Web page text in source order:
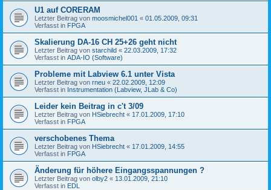
U1 auf CORERAM
Letzter Beitrag von moosmichel001 « 01.05.2009, 09:31
Verfasst in FPGA
Skalierung DA-16 CH 25+26 geht nicht
Letzter Beitrag von starchild « 22.03.2009, 17:32
Verfasst in ADA-IO (Software)
Probleme mit Labview 6.1 unter Vista
Letzter Beitrag von rneu « 22.02.2009, 12:09
Verfasst in Instrumentation (Labview, JLab & Co)
Leider kein Beitrag in c't 3/09
Letzter Beitrag von HSiebrecht « 17.01.2009, 17:10
Verfasst in FPGA
verschobenes Thema
Letzter Beitrag von HSiebrecht « 17.01.2009, 14:55
Verfasst in FPGA
Änderung für höhere Eingangsspannungen ?
Letzter Beitrag von olby2 « 13.01.2009, 21:10
Verfasst in EDL